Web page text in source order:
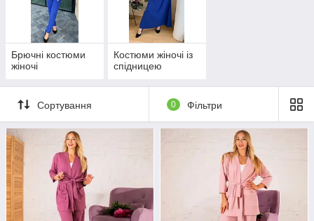
У нашому каталозі представлені:
спортивні жіночі костюми;
брючні жіночі костюми;
жіночі костюми зі спідницею.
Брючні костюми
жіночі
Костюми жіночі із
спідницею
Сортування 0 Фільтри